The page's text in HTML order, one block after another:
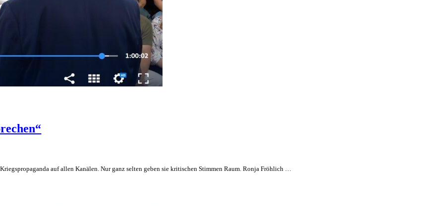
auf allen Kanälen. Nur ganz selten geben sie kritischen Stimmen Raum. Ronja Fröhlich …